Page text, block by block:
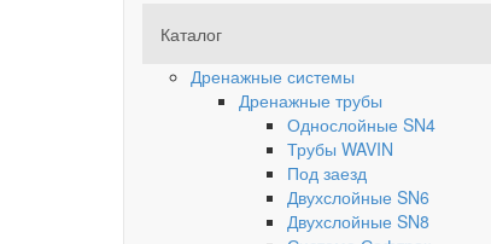
Каталог
Дренажные системы
Дренажные трубы
Однослойные SN4
Трубы WAVIN
Под заезд
Двухслойные SN6
Двухслойные SN8